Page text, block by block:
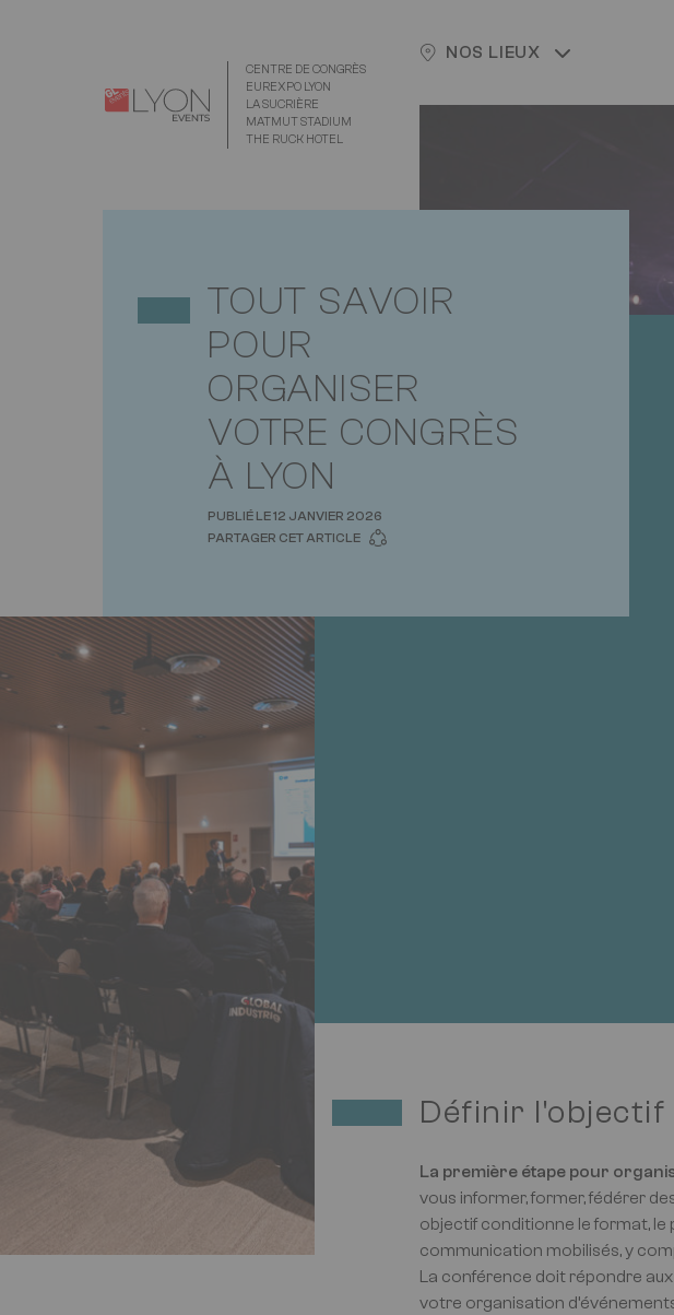
Logo
Image
CENTRE DE CONGRÈS
EUREXPO LYON
LA SUCRIÈRE
MATMUT STADIUM
THE RUCK HOTEL
NOS LIEUX
TOUT SAVOIR
POUR
ORGANISER
VOTRE CONGRÈS
À LYON
PUBLIÉ LE 12 JANVIER 2026
PARTAGER CET ARTICLE
Seconde
Image
Définir l'objectif
La première étape pour
vous informer, former, fédérer
objectif conditionne le format, le
communication mobilisés, y
La conférence doit répondre
votre organisation